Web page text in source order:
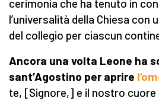
cerimonia che ha tenuto in
l’universalità della Chiesa con
del collegio per ciascun
Ancora una volta Leone ha
sant’Agostino per aprire
te, [Signore,] e il nostro cuore